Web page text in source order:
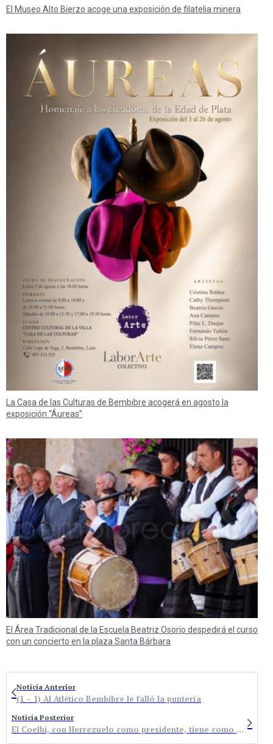
El Museo Alto Bierzo acoge una exposición de filatelia minera
La Casa de las Culturas de Bembibre acogerá en agosto la
exposición “Áureas”
El Área Tradicional de la Escuela Beatriz Osorio despedirá el curso
con un concierto en la plaza Santa Bárbara
Noticia Anterior
(1 – 1) Al Atlético Bembibre le falló la puntería
Noticia Posterior
El Coelbi, con Herrezuelo como presidente, tiene como único objetivo jugar el play off